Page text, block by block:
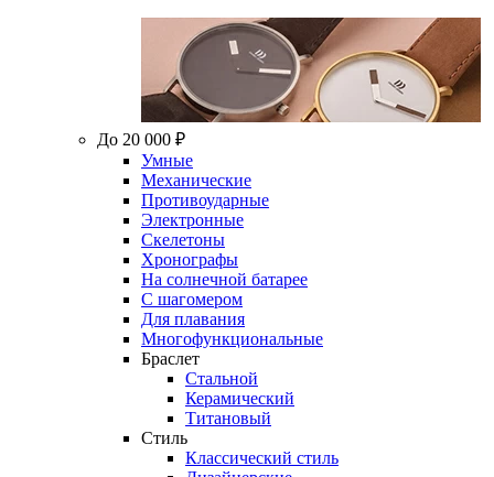
До 20 000 ₽
Умные
Механические
Противоударные
Электронные
Скелетоны
Хронографы
На солнечной батарее
С шагомером
Для плавания
Многофункциональные
Браслет
Стальной
Керамический
Титановый
Стиль
Классический стиль